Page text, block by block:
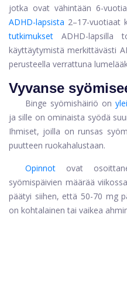
jotka ovat vähintään 6-
ADHD-lapsista 2–17-vuotiaat
tutkimukset
ADHD-lapsilla
käyttäytymistä merkittävästi
perusteella verrattuna
Vyvanse
Binge syömishäiriö on
ja sille on ominaista syödä
Ihmiset, joilla on runsas
puutteen ruokahalustaan.
Opinnot
ovat
syömispäivien määrää
päätyi siihen, että 50-70 mg
on kohtalainen tai vaikea